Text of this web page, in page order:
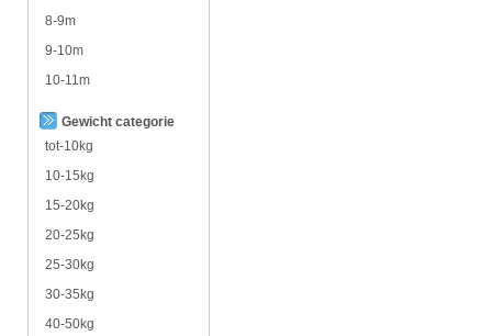
8-9m
9-10m
10-11m
Gewicht categorie
tot-10kg
10-15kg
15-20kg
20-25kg
25-30kg
30-35kg
40-50kg